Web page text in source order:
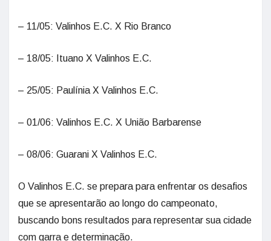
– 11/05: Valinhos E.C. X Rio Branco
– 18/05: Ituano X Valinhos E.C.
– 25/05: Paulínia X Valinhos E.C.
– 01/06: Valinhos E.C. X União Barbarense
– 08/06: Guarani X Valinhos E.C.
O Valinhos E.C. se prepara para enfrentar os desafios
que se apresentarão ao longo do campeonato,
buscando bons resultados para representar sua cidade
com garra e determinação.